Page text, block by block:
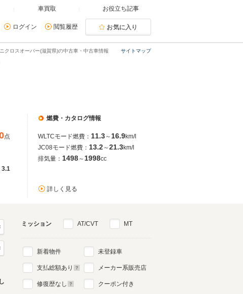
車買取 お役立ち記事
ログイン 閲覧履歴 お気に入り
サイトマップ
クロスオーバー(滋賀県)の中古車・中古車情報
点
3.1
燃費・カタログ情報
WLTCモード燃費： 11.3～ 16.9km/l
JC08モード燃費： 13.2～21.3km/l
排気量： 1498～ 1998cc
詳しく見る
ミッション AT/CVT MT
新着物件
支払総額あり
修復歴なし
未登録車
メーカー系販売店
クーポン付き